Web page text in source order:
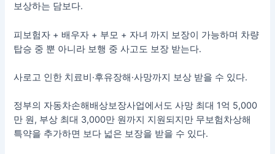
보상하는 담보다.
피보험자 + 배우자 + 부모 + 자녀 까지 보장이 가능하며 차량
탑승 중 뿐 아니라 보행 중 사고도 보장 받는다.
사로고 인한 치료비·후유장해·사망까지 보상 받을 수 있다.
정부의 자동차손해배상보장사업에서도 사망 최대 1억 5,000
만 원, 부상 최대 3,000만 원까지 지원되지만 무보험차상해
특약을 추가하면 보다 넓은 보장을 받을 수 있다.